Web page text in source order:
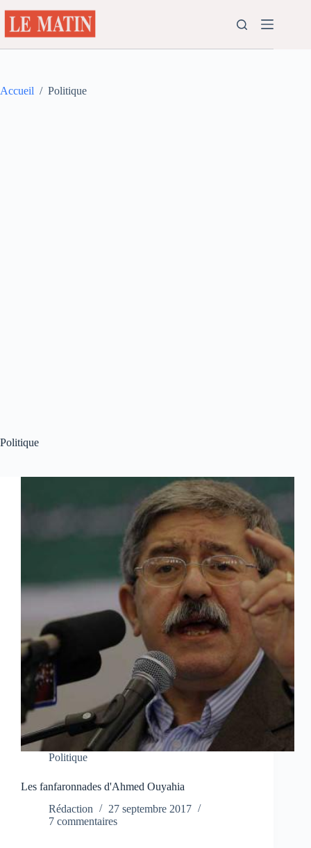
au
contenu
Accueil / Politique
Politique
Politique
Les fanfaronnades d'Ahmed Ouyahia
Rédaction
27 septembre 2017
7 commentaires